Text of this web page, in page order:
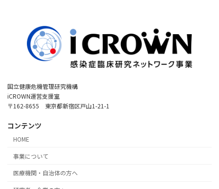
国立健康危機管理研究機構
iCROWN運営支援室
〒162-8655 東京都新宿区戸山1-21-1
コンテンツ
HOME
事業について
医療機関・自治体の方へ